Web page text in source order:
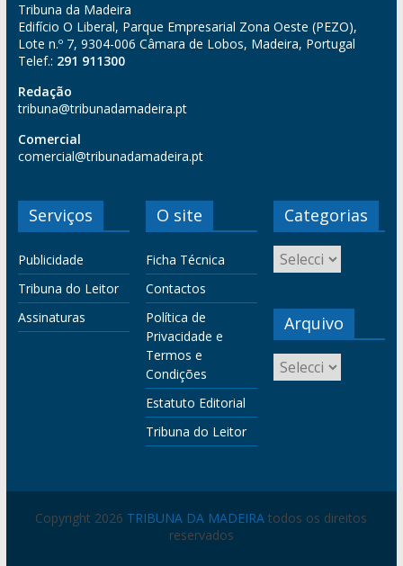
Tribuna da Madeira
Edifício O Liberal, Parque Empresarial Zona Oeste (PEZO),
Lote n.º 7, 9304-006 Câmara de Lobos, Madeira, Portugal
Telef.: 291 911300
Redação
tribuna@tribunadamadeira.pt
Comercial
comercial@tribunadamadeira.pt
Serviços
Publicidade
Tribuna do Leitor
Assinaturas
O site
Ficha Técnica
Contactos
Política de
Privacidade e
Termos e
Condições
Estatuto Editorial
Tribuna do Leitor
Categorias
Arquivo
Copyright 2026 TRIBUNA DA MADEIRA todos os direitos
reservados